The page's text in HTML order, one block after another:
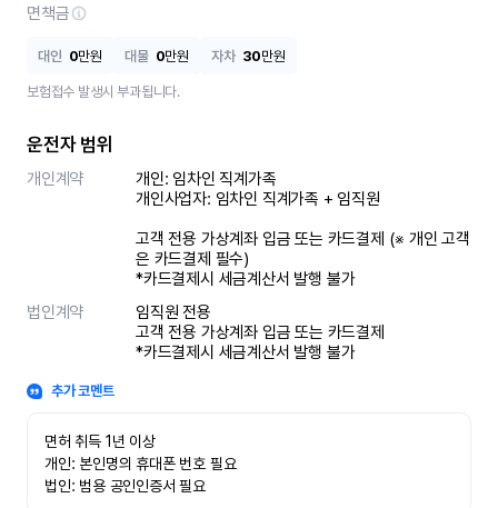
면책금
대인 0만원 대물 0만원 자차 30만원
보험접수 발생시 부과됩니다.
운전자 범위
개인계약
개인: 임차인 직계가족
개인사업자: 임차인 직계가족 + 임직원
고객 전용 가상계좌 입금 또는 카드결제 (※ 개인 고객
은 카드결제 필수)
*카드결제시 세금계산서 발행 불가
법인계약
임직원 전용
고객 전용 가상계좌 입금 또는 카드결제
*카드결제시 세금계산서 발행 불가
추가 코멘트
면허 취득 1년 이상
개인: 본인명의 휴대폰 번호 필요
법인: 범용 공인인증서 필요